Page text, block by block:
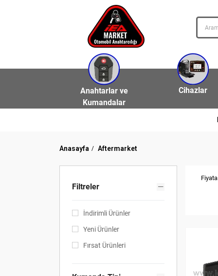
Anahtarlar ve
Kumandalar
Cihazlar
Anasayfa Aftermarket
Filtreler
İndirimli Ürünler
Yeni Ürünler
Fırsat Ürünleri